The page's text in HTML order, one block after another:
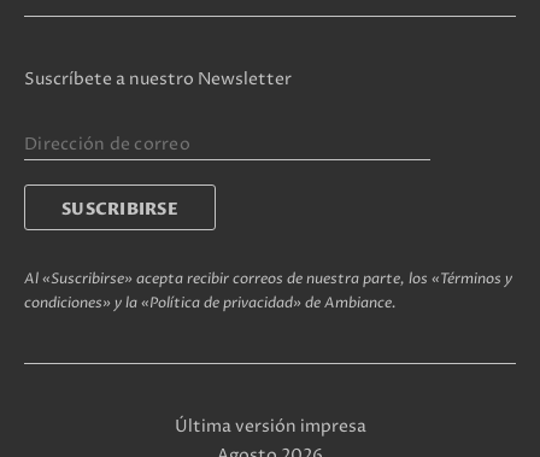
Suscríbete a nuestro Newsletter
Al «Suscribirse» acepta recibir correos de nuestra parte, los «Términos y
condiciones» y la «Política de privacidad» de Ambiance.
Última versión impresa